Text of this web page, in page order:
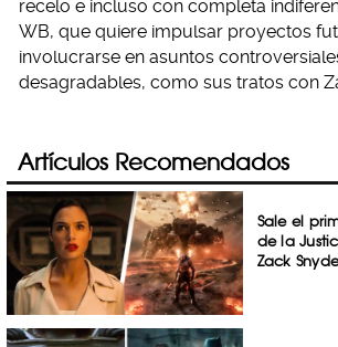
recelo e incluso con completa
WB, que quiere impulsar proyectos
involucrarse en asuntos
desagradables, como sus tratos con
Artículos Recomendados
Sale el
de la
Zack